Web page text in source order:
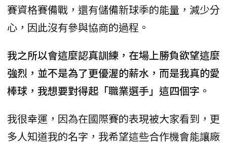
賽資格賽備戰，還有儲備新球季的能量，減少分
心，因此沒有參與協商的過程。
我之所以會這麼認真訓練，在場上勝負欲望這麼
強烈，並不是為了更優渥的薪水，而是我真的愛
棒球，我想要對得起「職業選手」這四個字。
我很幸運，因為在國際賽的表現被大家看到，更
多人知道我的名字，我希望這些合作機會能讓廠